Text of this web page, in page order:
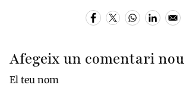
Afegeix un comentari nou
El teu nom